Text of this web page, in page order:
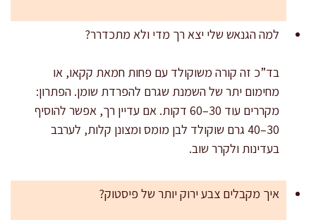
למה הגנאש שלי יצא רך מדי ולא מתכדרר?
בד”כ זה קורה משוקולד עם פחות חמאת קקאו, או
מחימום יתר של השמנת שגרם להפרדת שומן. הפתרון:
מקררים עוד 30–60 דקות. אם עדיין רך, אפשר להוסיף
30–40 גרם שוקולד לבן מומס ומצונן קלות, לערבב
בעדינות ולקרר שוב.
איך מקבלים צבע ירוק יותר של פיסטוק?